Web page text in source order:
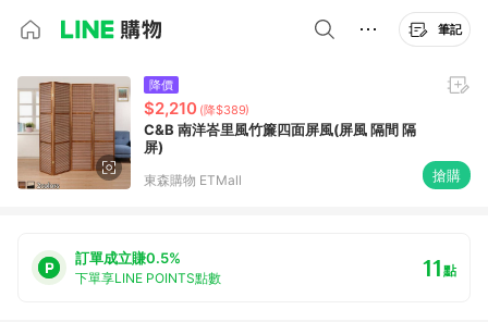
筆記
降價
$2,210 (降$389)
C&B 南洋峇里風竹簾四面屏風(屏風 隔間 隔
屏)
東森購物 ETMall 搶購
訂單成立賺0.5%
下單享LINE POINTS點數 11點